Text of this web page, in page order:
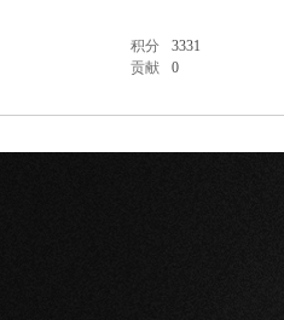
积分
3331
贡献 0